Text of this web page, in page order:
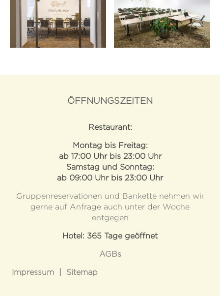
ÖFFNUNGSZEITEN
Restaurant:
Montag bis Freitag:
ab 17:00 Uhr bis 23:00 Uhr
Samstag und Sonntag:
ab 09:00 Uhr bis 23:00 Uhr
Gruppenreservationen und Bankette nehmen wir
gerne auf Anfrage auch unter der Woche
entgegen
Hotel: 365 Tage geöffnet
AGBs
Impressum Sitemap